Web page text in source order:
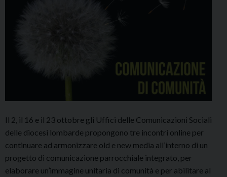
Il 2, il 16 e il 23 ottobre gli Uffici delle Comunicazioni Sociali
delle diocesi lombarde propongono tre incontri online per
continuare ad armonizzare old e new media all’interno di un
progetto di comunicazione parrocchiale integrato, per
elaborare un’immagine unitaria di comunità e per abilitare al